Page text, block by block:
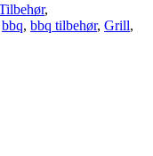
,
bbq, bbq tilbehør, Grill,